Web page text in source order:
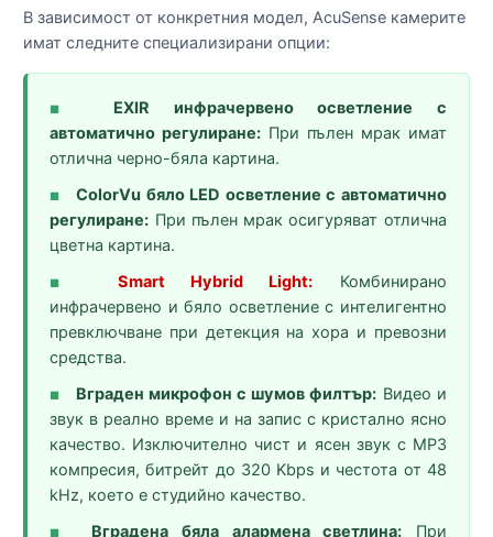
В зависимост от конкретния модел, AcuSense камерите
имат следните специализирани опции:
■
EXIR инфрачервено осветление с
автоматично регулиране: При пълен мрак имат
отлична черно-бяла картина.
■
ColorVu бяло LED осветление с автоматично
регулиране: При пълен мрак осигуряват отлична
цветна картина.
■ Smart Hybrid Light: Комбинирано
инфрачервено и бяло осветление с интелигентно
превключване при детекция на хора и превозни
средства.
■ Вграден микрофон с шумов филтър: Видео и
звук в реално време и на запис с кристално ясно
качество. Изключително чист и ясен звук с MP3
компресия, битрейт до 320 Kbps и честота от 48
kHz, което е студийно качество.
■ Вградена бяла алармена светлина: При